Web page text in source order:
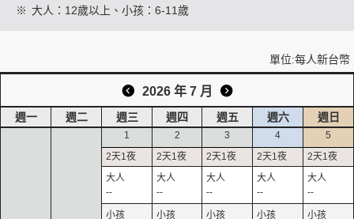
※ 大人：12歲以上、小孩：6-11歲
單位:每人新台幣
2026 年 7 月
週一 週二 週三 週四 週五 週六 週日
1
--
2
--
3
--
4
--
5
--